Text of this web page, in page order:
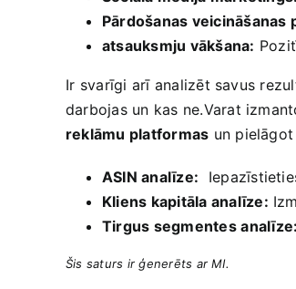
Pārdošanas veicināšanas
atsauksmju vākšana:
Ir⁢ svarīgi arī analizēt savus
darbojas un kas ne.Varat
reklāmu platformas un
ASIN analīze:
Kliens kapitāla analīze:
Tirgus segmentes ⁢analīze:
Šis ‌saturs ir ģenerēts ​ar ‌MI.